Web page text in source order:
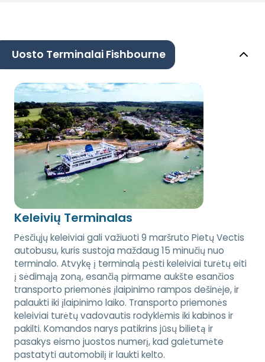
Uosto Terminalai Fishbourne
Keleivių Terminalas
Pėsčiųjų keleiviai gali važiuoti 9 maršruto Pietų Vectis
autobusu, kuris sustoja maždaug 15 minučių nuo
terminalo. Atvykę į terminalą pėsti keleiviai turėtų eiti
į sėdimąją zoną, esančią pirmame aukšte esančios
transporto priemonės įlaipinimo rampos dešinėje, ir
palaukti iki įlaipinimo laiko. Transporto priemonės
keleiviai turėtų vadovautis rodyklėmis iki kabinos ir
pakilti. Komandos narys patikrins jūsų bilietą ir
pasakys eismo juostos numerį, kad galėtumėte
pastatyti automobilį ir laukti kelto.